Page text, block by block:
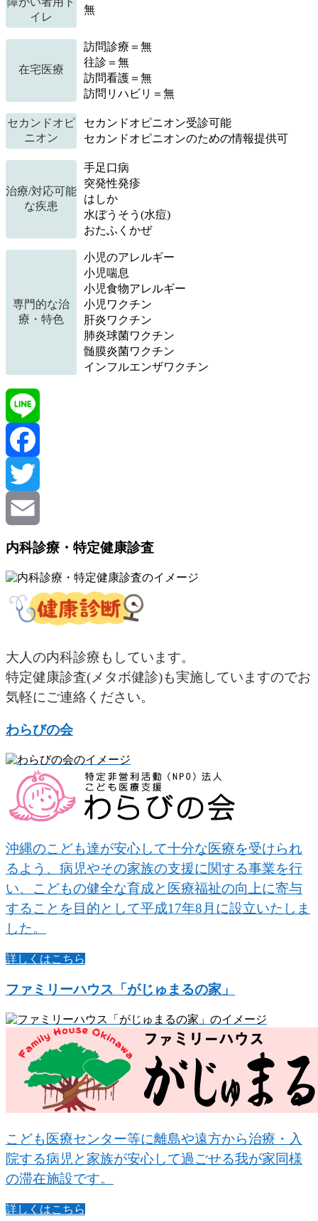
イレ
無
在宅医療
訪問診療＝無
往診＝無
訪問看護＝無
訪問リハビリ＝無
セカンドオピ
ニオン
セカンドオピニオン受診可能
セカンドオピニオンのための情報提供可
治療/対応可能
な疾患
手足口病
突発性発疹
はしか
水ぼうそう(水痘)
おたふくかぜ
専門的な治
療・特色
小児のアレルギー
小児喘息
小児食物アレルギー
小児ワクチン
肝炎ワクチン
肺炎球菌ワクチン
髄膜炎菌ワクチン
インフルエンザワクチン
Line
Facebook
Twitter
Email
内科診療・特定健康診査
大人の内科診療もしています。
特定健康診査(メタボ健診)も実施していますのでお
気軽にご連絡ください。
わらびの会
沖縄のこども達が安心して十分な医療を受けられ
るよう、病児やその家族の支援に関する事業を行
い、こどもの健全な育成と医療福祉の向上に寄与
することを目的として平成17年8月に設立いたしま
した。
詳しくはこちら
ファミリーハウス「がじゅまるの家」
こども医療センター等に離島や遠方から治療・入
院する病児と家族が安心して過ごせる我が家同様
の滞在施設です。
詳しくはこちら